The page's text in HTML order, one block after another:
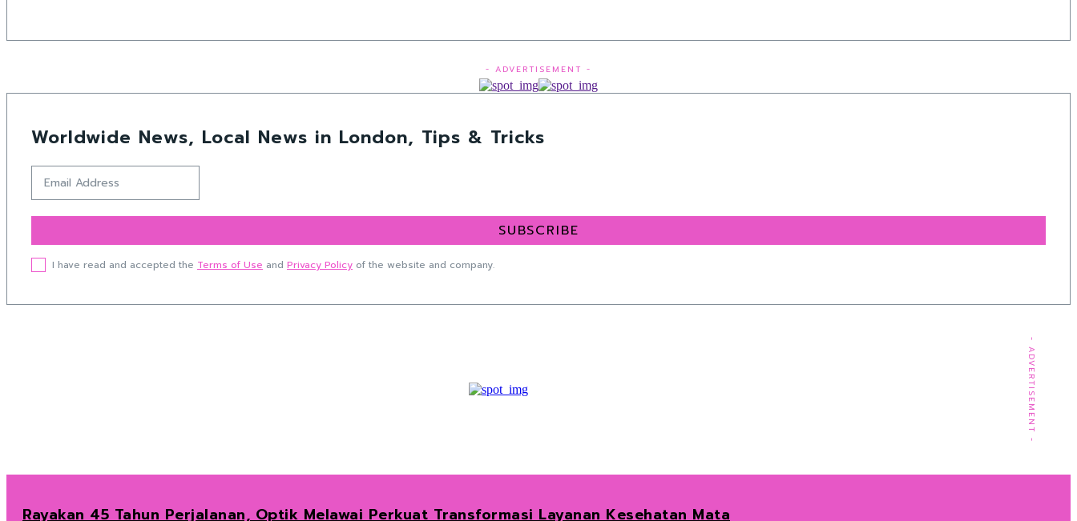
- ADVERTISEMENT -
Worldwide News, Local News in London, Tips & Tricks
SUBSCRIBE
I have read and accepted the Terms of Use and Privacy Policy of the website and company.
- ADVERTISEMENT -
Rayakan 45 Tahun Perjalanan, Optik Melawai Perkuat Transformasi Layanan Kesehatan Mata